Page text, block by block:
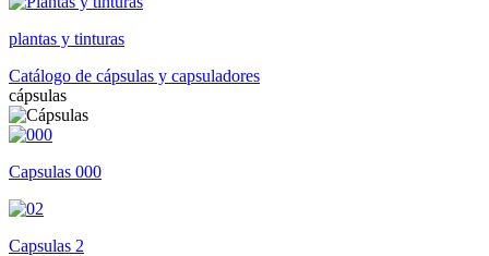
plantas y tinturas
Catálogo de cápsulas y capsuladores
cápsulas
Capsulas 000
Capsulas 2